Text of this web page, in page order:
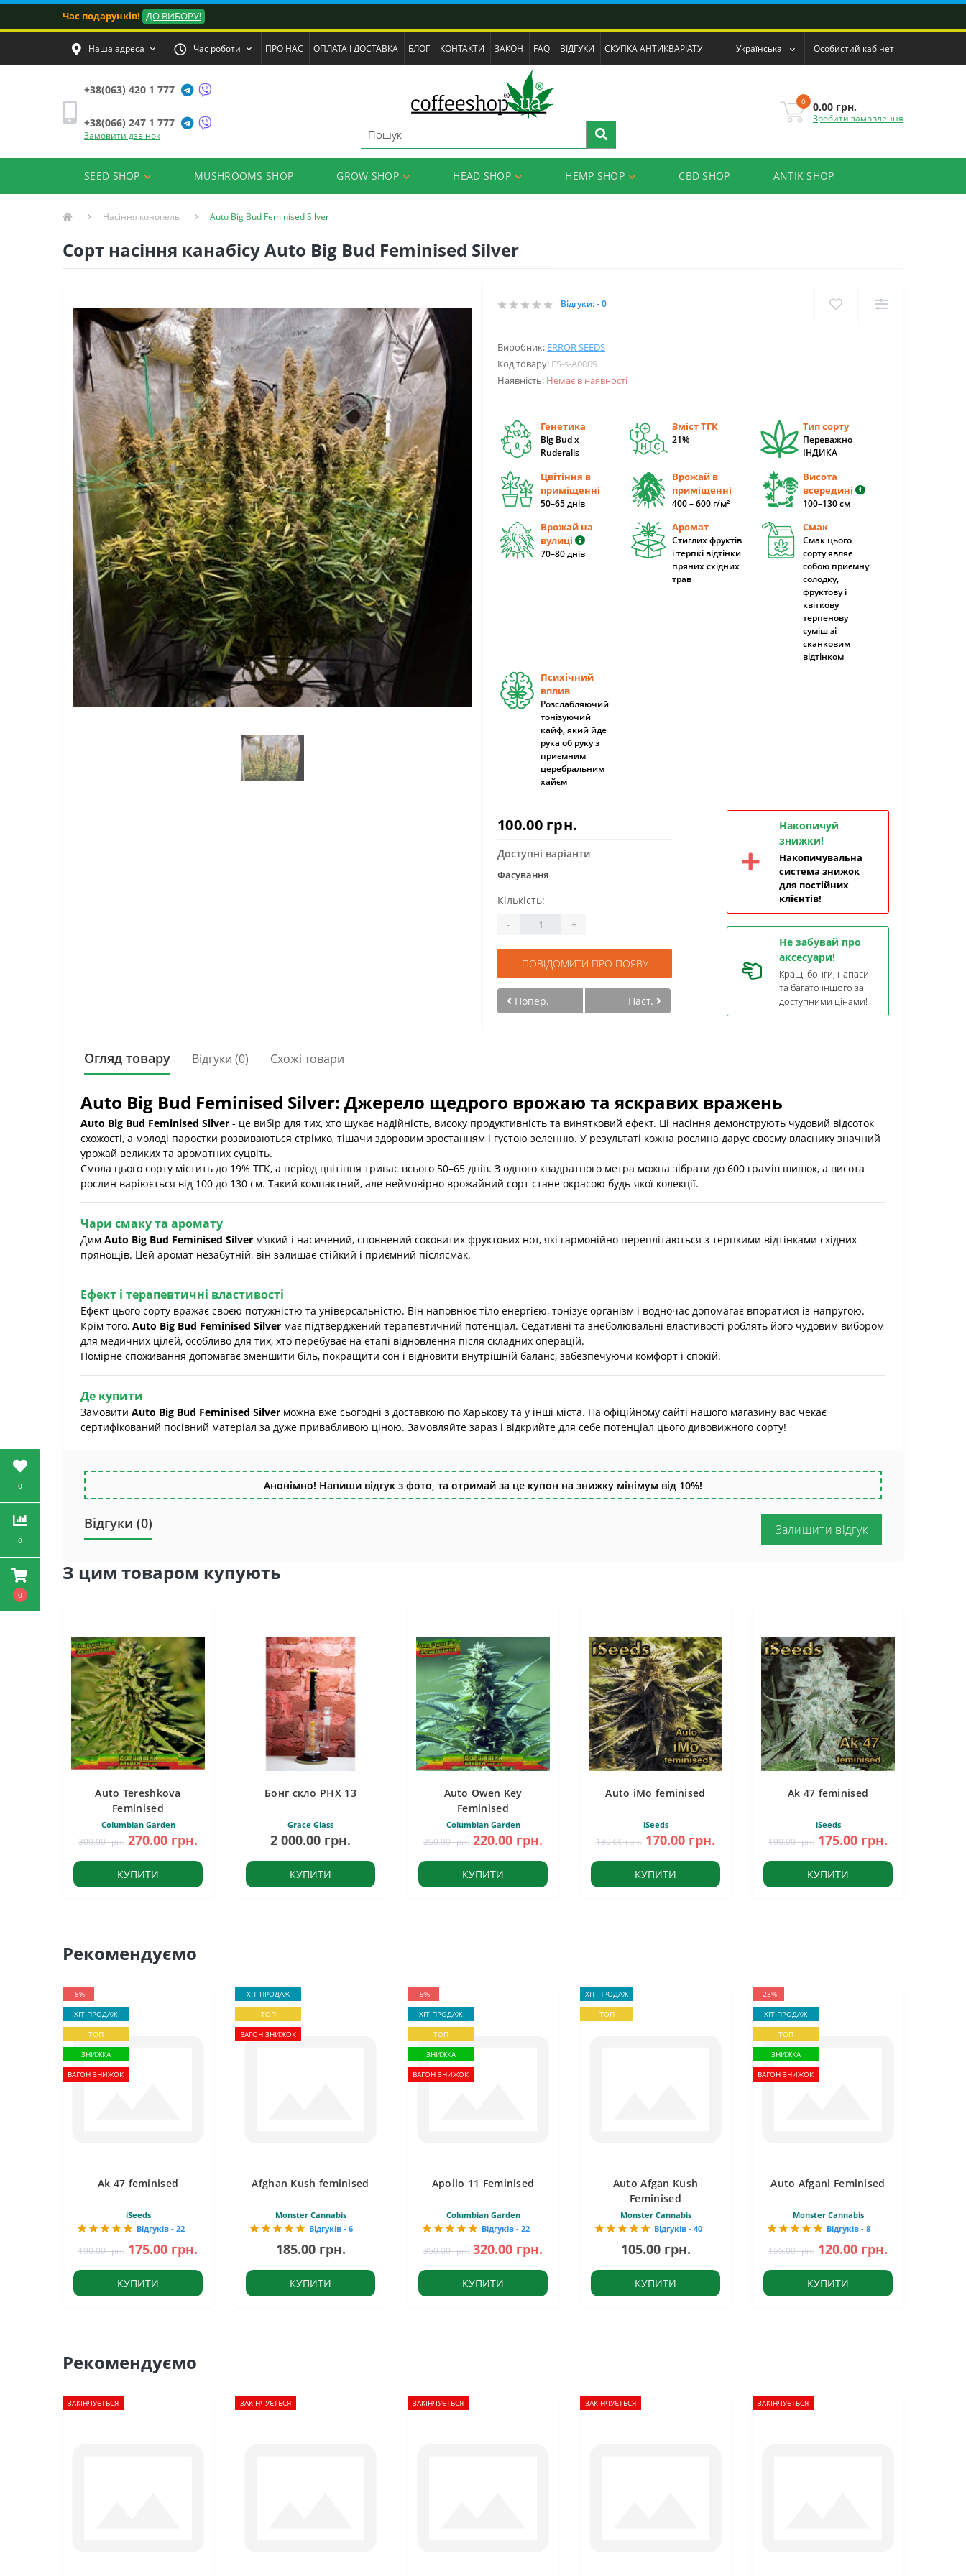
0
0
0
Час подарунків! ДО ВИБОРУ!
Наша адреса Час роботи ПРО НАС ОПЛАТА І ДОСТАВКА БЛОГ КОНТАКТИ ЗАКОН FAQ ВІДГУКИ СКУПКА АНТИКВАРІАТУ Українська Особистий кабінет
+38(063) 420 1 777
+38(066) 247 1 777
Замовити дзвінок
0 0.00 грн.
Зробити замовлення
SEED SHOP MUSHROOMS SHOP GROW SHOP HEAD SHOP HEMP SHOP CBD SHOP ANTIK SHOP
Насіння конопель Auto Big Bud Feminised Silver
Сорт насіння канабісу Auto Big Bud Feminised Silver
Відгуки: - 0
Виробник: ERROR SEEDS
Код товару: ES-s-A0009
Наявність: Немає в наявності
Генетика
Big Bud x
Ruderalis
Зміст ТГК
21%
Тип сорту
Переважно
ІНДИКА
Цвітіння в
приміщенні
50–65 днів
Врожай в
приміщенні
400 – 600 г/м²
Висота
всередині
100–130 см
Врожай на
вулиці
70–80 днів
Аромат
Стиглих фруктів
і терпкі відтінки
пряних східних
трав
Смак
Смак цього
сорту являє
собою приємну
солодку,
фруктову і
квіткову
терпенову
суміш зі
сканковим
відтінком
Психічний
вплив
Розслабляючий
тонізуючий
кайф, який йде
рука об руку з
приємним
церебральним
хайєм
100.00 грн.
Доступні варіанти
Фасування
Кількість:
- +
ПОВІДОМИТИ ПРО ПОЯВУ
Попер. Наст.
Накопичуй
знижки!
Накопичувальна
система знижок
для постійних
клієнтів!
Не забувай про
аксесуари!
Кращі бонги, напаси
та багато іншого за
доступними цінами!
Огляд товару Відгуки (0) Схожі товари
Auto Big Bud Feminised Silver: Джерело щедрого врожаю та яскравих вражень
Auto Big Bud Feminised Silver - це вибір для тих, хто шукає надійність, високу продуктивність та винятковий ефект. Ці насіння демонструють чудовий відсоток
схожості, а молоді паростки розвиваються стрімко, тішачи здоровим зростанням і густою зеленню. У результаті кожна рослина дарує своєму власнику значний
урожай великих та ароматних суцвіть.
Смола цього сорту містить до 19% ТГК, а період цвітіння триває всього 50–65 днів. З одного квадратного метра можна зібрати до 600 грамів шишок, а висота
рослин варіюється від 100 до 130 см. Такий компактний, але неймовірно врожайний сорт стане окрасою будь-якої колекції.
Чари смаку та аромату
Дим Auto Big Bud Feminised Silver м’який і насичений, сповнений соковитих фруктових нот, які гармонійно переплітаються з терпкими відтінками східних
прянощів. Цей аромат незабутній, він залишає стійкий і приємний післясмак.
Ефект і терапевтичні властивості
Ефект цього сорту вражає своєю потужністю та універсальністю. Він наповнює тіло енергією, тонізує організм і водночас допомагає впоратися із напругою.
Крім того, Auto Big Bud Feminised Silver має підтверджений терапевтичний потенціал. Седативні та знеболювальні властивості роблять його чудовим вибором
для медичних цілей, особливо для тих, хто перебуває на етапі відновлення після складних операцій.
Помірне споживання допомагає зменшити біль, покращити сон і відновити внутрішній баланс, забезпечуючи комфорт і спокій.
Де купити
Замовити Auto Big Bud Feminised Silver можна вже сьогодні з доставкою по Харькову та у інші міста. На офіційному сайті нашого магазину вас чекає
сертифікований посівний матеріал за дуже привабливою ціною. Замовляйте зараз і відкрийте для себе потенціал цього дивовижного сорту!
Анонімно! Напиши відгук з фото, та отримай за це купон на знижку мінімум від 10%!
Відгуки (0) Залишити відгук
З цим товаром купують
Auto Tereshkova
Feminised
Columbian Garden
300.00 грн. 270.00 грн.
КУПИТИ
Бонг скло PHX 13
Grace Glass
2 000.00 грн.
КУПИТИ
Auto Owen Key
Feminised
Columbian Garden
250.00 грн. 220.00 грн.
КУПИТИ
Auto iMo feminised
iSeeds
180.00 грн. 170.00 грн.
КУПИТИ
Ak 47 feminised
iSeeds
190.00 грн. 175.00 грн.
КУПИТИ
Рекомендуємо
-8%
ХІТ ПРОДАЖ
ТОП
ЗНИЖКА
ВАГОН ЗНИЖОК
Ak 47 feminised
iSeeds
Відгуків - 22
190.00 грн. 175.00 грн.
КУПИТИ
ХІТ ПРОДАЖ
ТОП
ВАГОН ЗНИЖОК
Afghan Kush feminised
Monster Cannabis
Відгуків - 6
185.00 грн.
КУПИТИ
-9%
ХІТ ПРОДАЖ
ТОП
ЗНИЖКА
ВАГОН ЗНИЖОК
Apollo 11 Feminised
Columbian Garden
Відгуків - 22
350.00 грн. 320.00 грн.
КУПИТИ
ХІТ ПРОДАЖ
ТОП
Auto Afgan Kush
Feminised
Monster Cannabis
Відгуків - 40
105.00 грн.
КУПИТИ
-23%
ХІТ ПРОДАЖ
ТОП
ЗНИЖКА
ВАГОН ЗНИЖОК
Auto Afgani Feminised
Monster Cannabis
Відгуків - 8
155.00 грн. 120.00 грн.
КУПИТИ
Рекомендуємо
ЗАКІНЧУЄТЬСЯ ЗАКІНЧУЄТЬСЯ ЗАКІНЧУЄТЬСЯ ЗАКІНЧУЄТЬСЯ ЗАКІНЧУЄТЬСЯ